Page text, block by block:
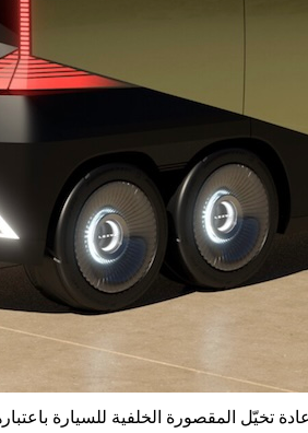
تخيّل المقصورة الخلفية للسيارة